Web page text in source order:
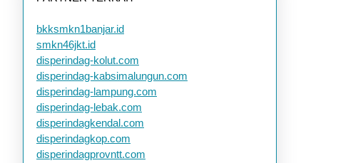
bkksmkn1banjar.id
smkn46jkt.id
disperindag-kolut.com
disperindag-kabsimalungun.com
disperindag-lampung.com
disperindag-lebak.com
disperindagkendal.com
disperindagkop.com
disperindagprovntt.com